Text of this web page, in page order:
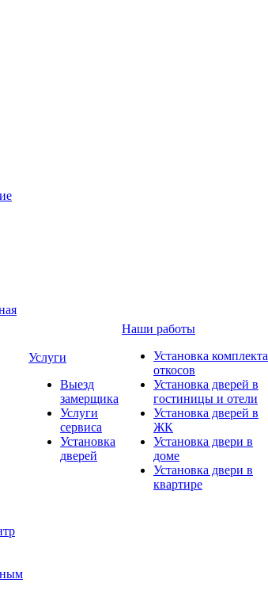
Услуги
Выезд
замерщика
Услуги
сервиса
Установка
дверей
Наши работы
Установка комплекта
откосов
Установка дверей в
гостиницы и отели
Установка дверей в
ЖК
Установка двери в
доме
Установка двери в
квартире